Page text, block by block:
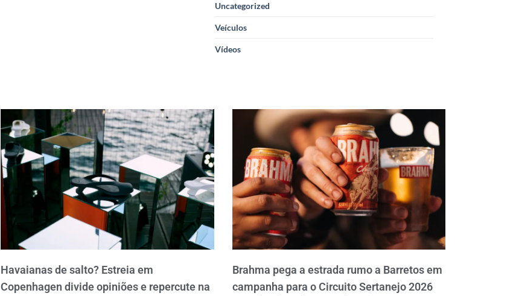
Uncategorized
Veículos
Vídeos
Havaianas de salto? Estreia em
Copenhagen divide opiniões e repercute na
Brahma pega a estrada rumo a Barretos em
campanha para o Circuito Sertanejo 2026